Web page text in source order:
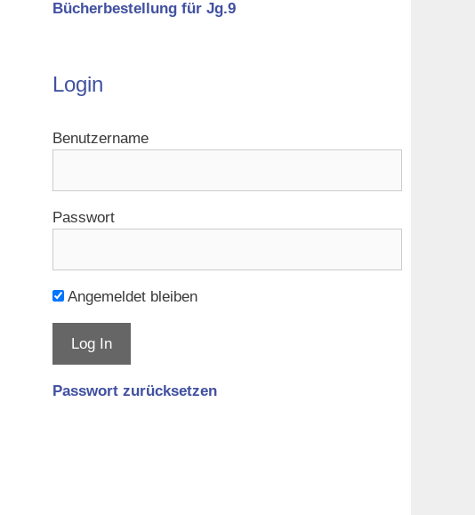
Bücherbestellung für Jg.9
Login
Benutzername
Passwort
Angemeldet bleiben
Passwort zurücksetzen